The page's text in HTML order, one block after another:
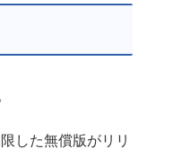
した無償版がリリ